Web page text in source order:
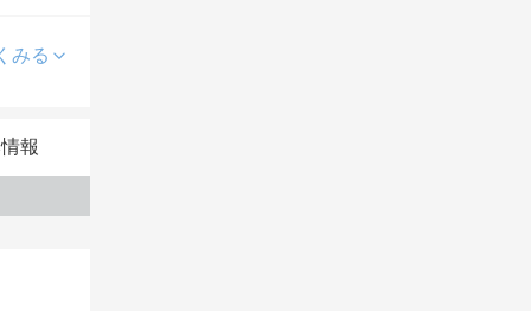
みる
報